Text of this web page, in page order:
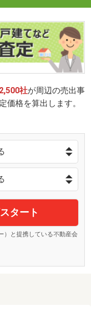
社が周辺の売出事
価格を算出します。
タート
）と提携している不動産会